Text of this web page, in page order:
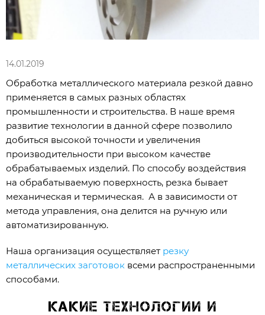
14.01.2019
Обработка металлического материала резкой давно
применяется в самых разных областях
промышленности и строительства. В наше время
развитие технологии в данной сфере позволило
добиться высокой точности и увеличения
производительности при высоком качестве
обрабатываемых изделий. По способу воздействия
на обрабатываемую поверхность, резка бывает
механическая и термическая. А в зависимости от
метода управления, она делится на ручную или
автоматизированную.
Наша организация осуществляет резку
металлических заготовок всеми распространенными
способами.
Какие технологии и